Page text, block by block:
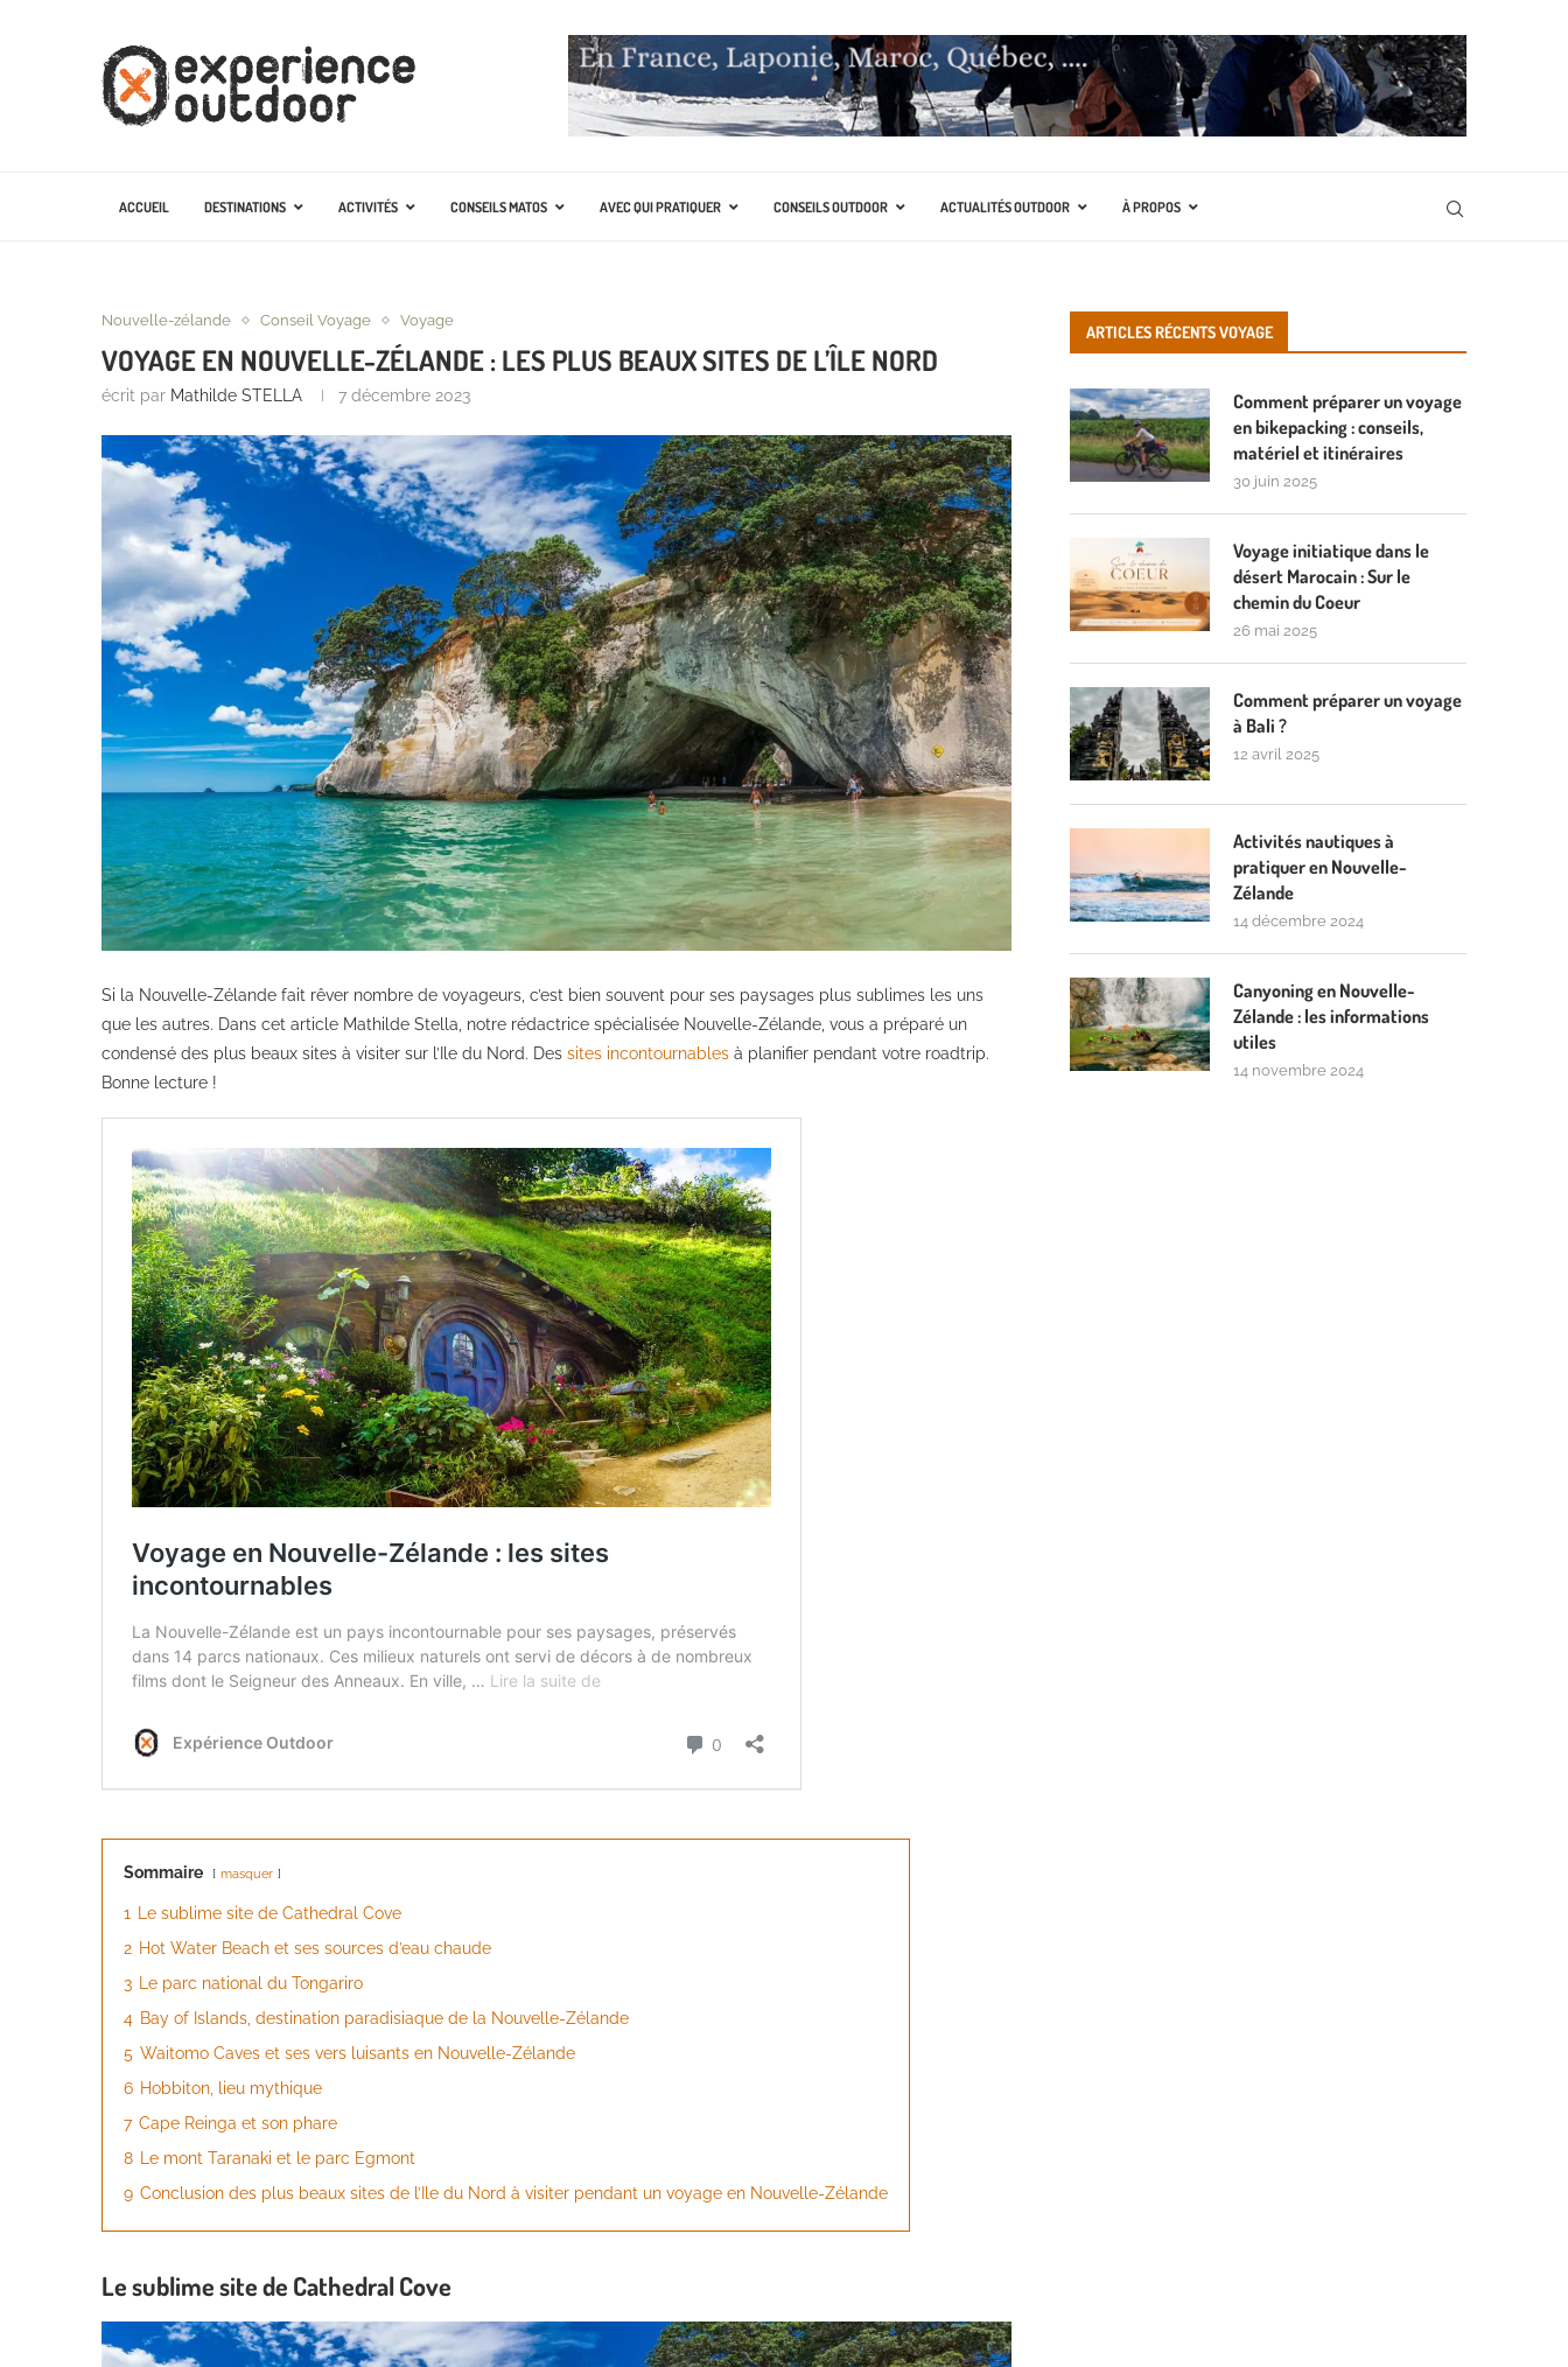
ACCUEIL DESTINATIONS ACTIVITÉS CONSEILS MATOS AVEC QUI PRATIQUER CONSEILS OUTDOOR ACTUALITÉS OUTDOOR À PROPOS
Nouvelle-zélande Conseil Voyage Voyage
VOYAGE EN NOUVELLE-ZÉLANDE : LES PLUS BEAUX SITES DE L’ÎLE NORD
écrit par Mathilde STELLA 7 décembre 2023
Si la Nouvelle-Zélande fait rêver nombre de voyageurs, c’est bien souvent pour ses paysages plus sublimes les uns
que les autres. Dans cet article Mathilde Stella, notre rédactrice spécialisée Nouvelle-Zélande, vous a préparé un
condensé des plus beaux sites à visiter sur l’Ile du Nord. Des sites incontournables à planifier pendant votre roadtrip.
Bonne lecture !
Sommaire masquer
1
Le sublime site de Cathedral Cove
2 Hot Water Beach et ses sources d’eau chaude
3
Le parc national du Tongariro
4 Bay of Islands, destination paradisiaque de la Nouvelle-Zélande
5 Waitomo Caves et ses vers luisants en Nouvelle-Zélande
6 Hobbiton, lieu mythique
7 Cape Reinga et son phare
8
Le mont Taranaki et le parc Egmont
9 Conclusion des plus beaux sites de l’Ile du Nord à visiter pendant un voyage en Nouvelle-Zélande
Le sublime site de Cathedral Cove
ARTICLES RÉCENTS VOYAGE
Comment préparer un voyage
en bikepacking : conseils,
matériel et itinéraires
30 juin 2025
Voyage initiatique dans le
désert Marocain : Sur le
chemin du Coeur
26 mai 2025
Comment préparer un voyage
à Bali ?
12 avril 2025
Activités nautiques à
pratiquer en Nouvelle-
Zélande
14 décembre 2024
Canyoning en Nouvelle-
Zélande : les informations
utiles
14 novembre 2024